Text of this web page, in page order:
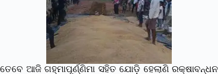
ତେବେ ଆଜି ଗହ୍ମାପୂର୍ଣ୍ଣିମା ସହିତ ଯୋଡ଼ି ହେଲାଣି ରକ୍ଷାବନ୍ଧନ